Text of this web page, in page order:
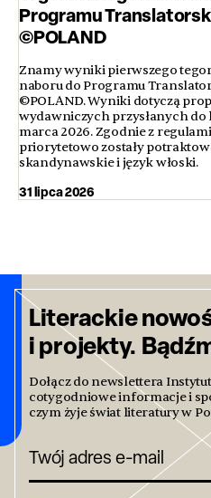
Programu
©POLAND
Znamy wyniki pierwszego
naboru do Programu
©POLAND. Wyniki dotyczą
wydawniczych przysłanych do
marca 2026. Zgodnie z
priorytetowo zostały
skandynawskie i język włoski.
31 lipca 2026
Literackie
i projekty.
Dołącz do newslettera
cotygodniowe informacje i
czym żyje świat literatury w